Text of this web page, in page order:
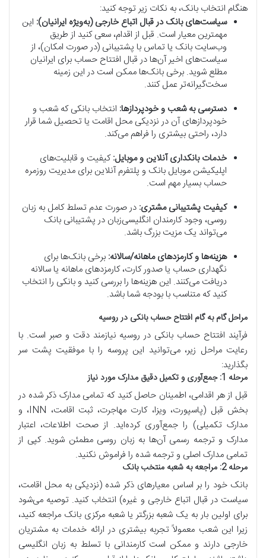
هنگام انتخاب بانک، به نکات زیر توجه کنید:
سیاست‌های بانک در قبال اتباع خارجی (به‌ویژه ایرانیان): این
مهمترین معیار است. قبل از اقدام، سعی کنید از طریق
وب‌سایت بانک یا تماس با پشتیبانی (در صورت امکان)، از
سیاست‌های اخیر آن‌ها در قبال افتتاح حساب برای ایرانیان
مطلع شوید. برخی بانک‌ها ممکن است در این زمینه
سخت‌گیرانه‌تر عمل کنند.
دسترسی به شعب و خودپردازها: انتخاب بانکی که شعب و
خودپردازهای آن در نزدیکی محل اقامت یا تحصیل شما قرار
دارد، راحتی بیشتری را فراهم می‌کند.
خدمات بانکداری آنلاین و موبایل: کیفیت و قابلیت‌های
اپلیکیشن موبایل بانک و پلتفرم آنلاین برای مدیریت روزمره
حساب بسیار مهم است.
کیفیت پشتیبانی مشتری: در صورت عدم تسلط کامل به زبان
روسی، وجود کارمندان انگلیسی‌زبان در پشتیبانی بانک
می‌تواند یک مزیت بزرگ باشد.
هزینه‌ها و کارمزدهای ماهانه/سالانه: برخی بانک‌ها برای
نگهداری حساب یا صدور کارت، کارمزدهای ماهانه یا سالانه
دریافت می‌کنند. این هزینه‌ها را بررسی کنید و بانکی را انتخاب
کنید که متناسب با بودجه شما باشد.
مراحل گام به گام افتتاح حساب بانکی در روسیه
فرآیند افتتاح حساب بانکی در روسیه نیازمند دقت و صبر است. با
رعایت مراحل زیر، می‌توانید این پروسه را با موفقیت پشت سر
بگذارید:
مرحله 1: جمع‌آوری و تکمیل دقیق مدارک مورد نیاز
قبل از هر اقدامی، اطمینان حاصل کنید که تمامی مدارک ذکر شده در
بخش قبل (پاسپورت، ویزا، کارت مهاجرت، ثبت اقامت، INN، و
مدارک تکمیلی) را جمع‌آوری کرده‌اید. از صحت اطلاعات، اعتبار
مدارک و ترجمه رسمی آن‌ها به زبان روسی مطمئن شوید. کپی از
تمامی مدارک اصلی و ترجمه شده را فراموش نکنید.
مرحله 2: مراجعه به شعبه منتخب بانک
بانک خود را بر اساس معیارهای ذکر شده (نزدیکی به محل اقامت،
سیاست در قبال اتباع خارجی و غیره) انتخاب کنید. توصیه می‌شود
برای اولین بار به یک شعبه بزرگتر یا شعبه مرکزی بانک مراجعه کنید،
زیرا این شعب معمولاً تجربه بیشتری در ارائه خدمات به مشتریان
خارجی دارند و ممکن است کارمندانی با تسلط به زبان انگلیسی